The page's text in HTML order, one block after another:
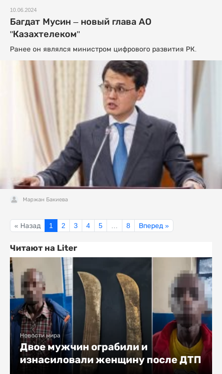
10.06.2024
Багдат Мусин – новый глава АО
"Казахтелеком"
Ранее он являлся министром цифрового развития РК.
Маржан Бакиева
« Назад 1 2 3 4 5 8 Вперед »
Читают на Liter
Новости мира
Двое мужчин ограбили и
изнасиловали женщину после ДТП